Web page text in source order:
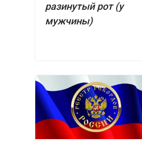
разинутый рот (у
мужчины)